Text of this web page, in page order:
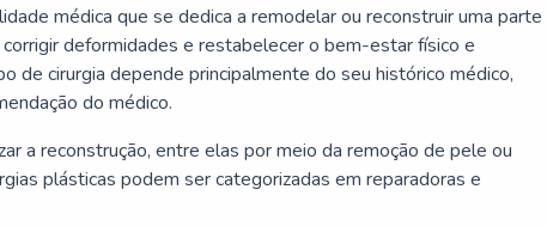
médica que se dedica a remodelar ou reconstruir uma parte
deformidades e restabelecer o bem-estar físico e
de cirurgia depende principalmente do seu histórico médico,
do médico.
a reconstrução, entre elas por meio da remoção de pele ou
plásticas podem ser categorizadas em reparadoras e